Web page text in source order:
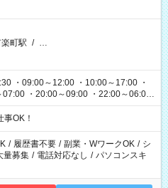
町駅 / …
・09:00～12:00 ・10:00～17:00 ・
・20:00～09:00 ・22:00～06:00
OK！
/ 履歴書不要 / 副業・WワークOK / シ
量募集 / 電話対応なし / パソコンスキ